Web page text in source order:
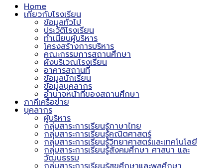
Home
เกี่ยวกับโรงเรียน
ข้อมูลทั่วไป
ประวัติโรงเรียน
ทำเนียบผู้บริหาร
โครงสร้างการบริหาร
คณะกรรมการสถานศึกษา
ผังบริเวณโรงเรียน
อาคารสถานที่
ข้อมูลนักเรียน
ข้อมูลบุคลากร
อำนาจหน้าที่ของสถานศึกษา
ภาคีเครือข่าย
บุคลากร
ผู้บริหาร
กลุ่มสาระการเรียนรู้ภาษาไทย
กลุ่มสาระการเรียนรู้คณิตศาสตร์
กลุ่มสาระการเรียนรู้วิทยาศาสตร์และเทคโนโลยี
กลุ่มสาระการเรียนรู้สังคมศึกษา ศาสนา และ
วัฒนธรรม